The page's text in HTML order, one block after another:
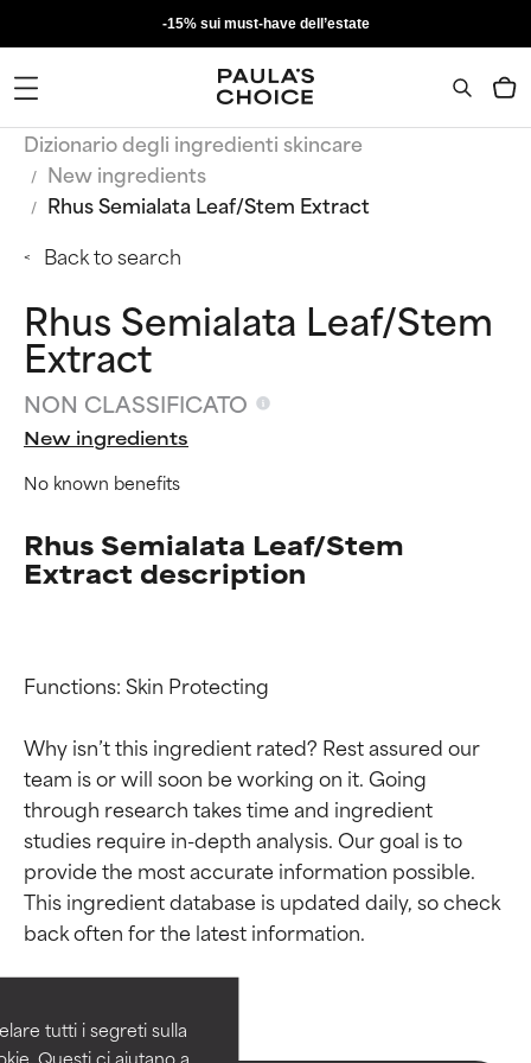
tutti i segreti sulla
Questi ci aiutano a
-15% sui must-have dell’estate
Dizionario degli ingredienti skincare
New ingredients
Rhus Semialata Leaf/Stem Extract
Back to search
Rhus Semialata Leaf/Stem
Extract
NON CLASSIFICATO
New ingredients
No known benefits
Rhus Semialata Leaf/Stem
Extract description
Functions: Skin Protecting
Why isn’t this ingredient rated? Rest assured our
team is or will soon be working on it. Going
through research takes time and ingredient
studies require in-depth analysis. Our goal is to
provide the most accurate information possible.
This ingredient database is updated daily, so check
Valutazione degli
ingredienti
Comprovati e sostenuti da studi
indipendenti. Ingrediente attivo
Valutazione degli
ingredienti
Comprovati e sostenuti da studi
indipendenti. Ingrediente attivo